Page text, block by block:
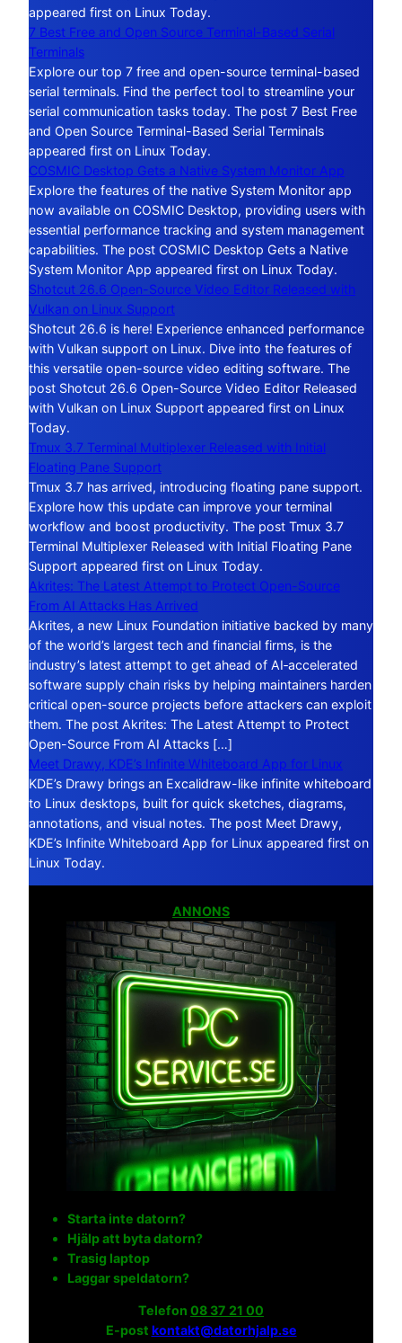
appeared first on Linux Today.
7 Best Free and Open Source Terminal-Based Serial
Terminals
Explore our top 7 free and open-source terminal-based
serial terminals. Find the perfect tool to streamline your
serial communication tasks today. The post 7 Best Free
and Open Source Terminal-Based Serial Terminals
appeared first on Linux Today.
COSMIC Desktop Gets a Native System Monitor App
Explore the features of the native System Monitor app
now available on COSMIC Desktop, providing users with
essential performance tracking and system management
capabilities. The post COSMIC Desktop Gets a Native
System Monitor App appeared first on Linux Today.
Shotcut 26.6 Open-Source Video Editor Released with
Vulkan on Linux Support
Shotcut 26.6 is here! Experience enhanced performance
with Vulkan support on Linux. Dive into the features of
this versatile open-source video editing software. The
post Shotcut 26.6 Open-Source Video Editor Released
with Vulkan on Linux Support appeared first on Linux
Today.
Tmux 3.7 Terminal Multiplexer Released with Initial
Floating Pane Support
Tmux 3.7 has arrived, introducing floating pane support.
Explore how this update can improve your terminal
workflow and boost productivity. The post Tmux 3.7
Terminal Multiplexer Released with Initial Floating Pane
Support appeared first on Linux Today.
Akrites: The Latest Attempt to Protect Open-Source
From AI Attacks Has Arrived
Akrites, a new Linux Foundation initiative backed by many
of the world’s largest tech and financial firms, is the
industry’s latest attempt to get ahead of AI‑accelerated
software supply chain risks by helping maintainers harden
critical open-source projects before attackers can exploit
them. The post Akrites: The Latest Attempt to Protect
Open-Source From AI Attacks […]
Meet Drawy, KDE’s Infinite Whiteboard App for Linux
KDE’s Drawy brings an Excalidraw-like infinite whiteboard
to Linux desktops, built for quick sketches, diagrams,
annotations, and visual notes. The post Meet Drawy,
KDE’s Infinite Whiteboard App for Linux appeared first on
Linux Today.
ANNONS
Starta inte datorn?
Hjälp att byta datorn?
Trasig laptop
Laggar speldatorn?
Telefon 08 37 21 00
E-post kontakt@datorhjalp.se